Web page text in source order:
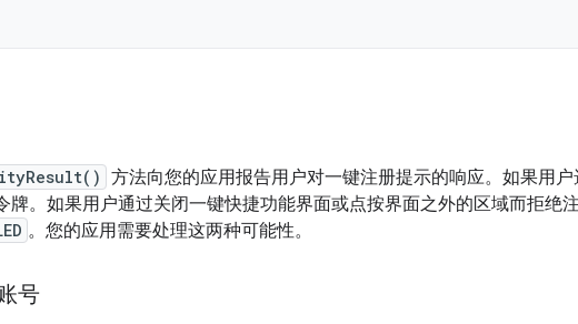
方法向您的应用报告用户对一键注册提示的响应。如果用户
。如果用户通过关闭一键快捷功能界面或点按界面之外的区域而拒绝注
。您的应用需要处理这两种可能性。
号